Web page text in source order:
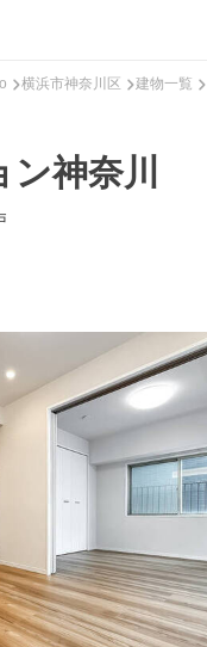
横浜市神奈川区 建物一覧
神奈川